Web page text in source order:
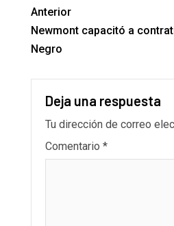
Anterior
Newmont capacitó a
Negro
Deja una respuesta
Tu dirección de correo
Comentario *